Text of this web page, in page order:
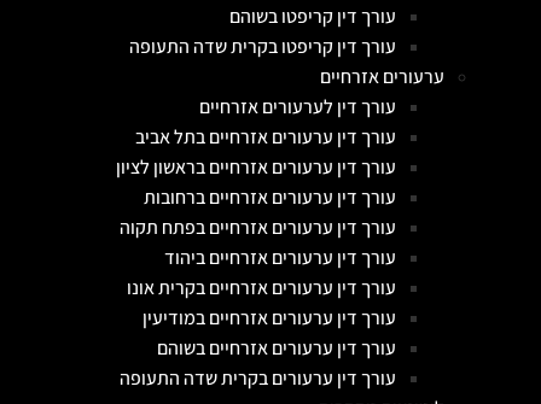
עורך דין קריפטו בשוהם
עורך דין קריפטו בקרית שדה התעופה
ערעורים אזרחיים
עורך דין לערעורים אזרחיים
עורך דין ערעורים אזרחיים בתל אביב
עורך דין ערעורים אזרחיים בראשון לציון
עורך דין ערעורים אזרחיים ברחובות
עורך דין ערעורים אזרחיים בפתח תקוה
עורך דין ערעורים אזרחיים ביהוד
עורך דין ערעורים אזרחיים בקרית אונו
עורך דין ערעורים אזרחיים במודיעין
עורך דין ערעורים אזרחיים בשוהם
עורך דין ערעורים בקרית שדה התעופה